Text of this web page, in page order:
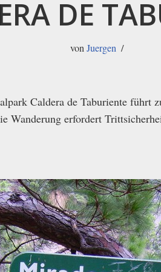
DE
vonJuergen
Caldera de Taburiente führt
Wanderung erfordert